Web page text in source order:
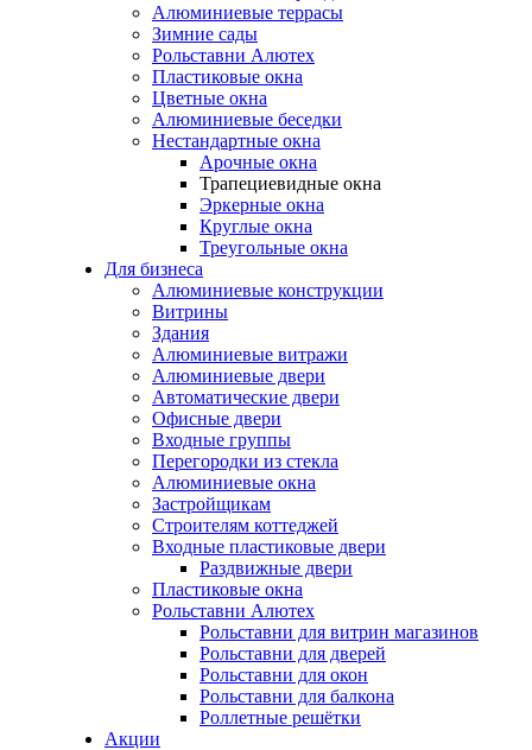
Алюминиевые террасы
Зимние сады
Рольставни Алютех
Пластиковые окна
Цветные окна
Алюминиевые беседки
Нестандартные окна
Арочные окна
Трапециевидные окна
Эркерные окна
Круглые окна
Треугольные окна
Для бизнеса
Алюминиевые конструкции
Витрины
Здания
Алюминиевые витражи
Алюминиевые двери
Автоматические двери
Офисные двери
Входные группы
Перегородки из стекла
Алюминиевые окна
Застройщикам
Строителям коттеджей
Входные пластиковые двери
Раздвижные двери
Пластиковые окна
Рольставни Алютех
Рольставни для витрин магазинов
Рольставни для дверей
Рольставни для окон
Рольставни для балкона
Роллетные решётки
Акции